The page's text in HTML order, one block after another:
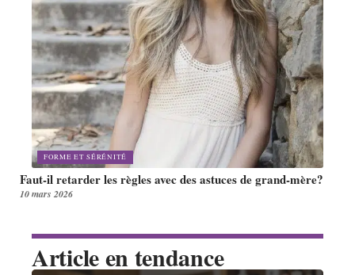
FORME ET SÉRÉNITÉ
Faut-il retarder les règles avec des astuces de grand-mère?
10 mars 2026
Article en tendance